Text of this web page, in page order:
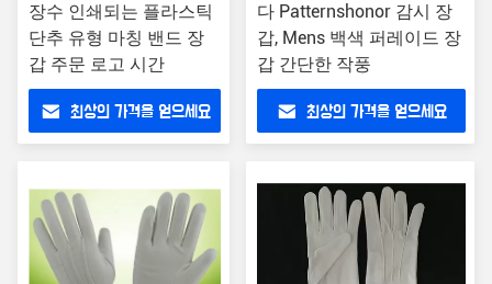
장수 인쇄되는 플라스틱
단추 유형 마칭 밴드 장
갑 주문 로고 시간
최상의 가격을 얻으세요
다 Patternshonor 감시 장
갑, Mens 백색 퍼레이드 장
갑 간단한 작풍
최상의 가격을 얻으세요